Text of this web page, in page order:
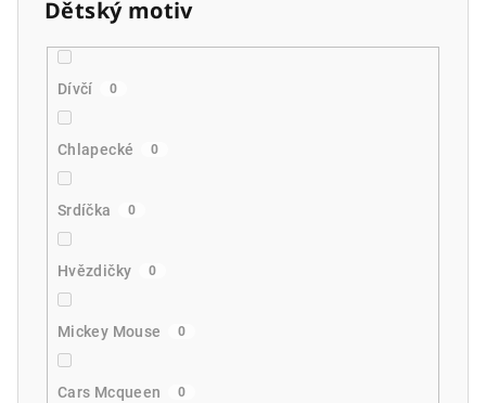
Dětský motiv
Dívčí 0
Chlapecké 0
Srdíčka 0
Hvězdičky 0
Mickey Mouse 0
Cars Mcqueen 0